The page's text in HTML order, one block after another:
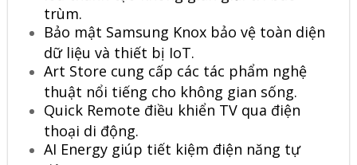
trùm.
Bảo mật Samsung Knox bảo vệ toàn diện
dữ liệu và thiết bị IoT.
Art Store cung cấp các tác phẩm nghệ
thuật nổi tiếng cho không gian sống.
Quick Remote điều khiển TV qua điện
thoại di động.
AI Energy giúp tiết kiệm điện năng tự